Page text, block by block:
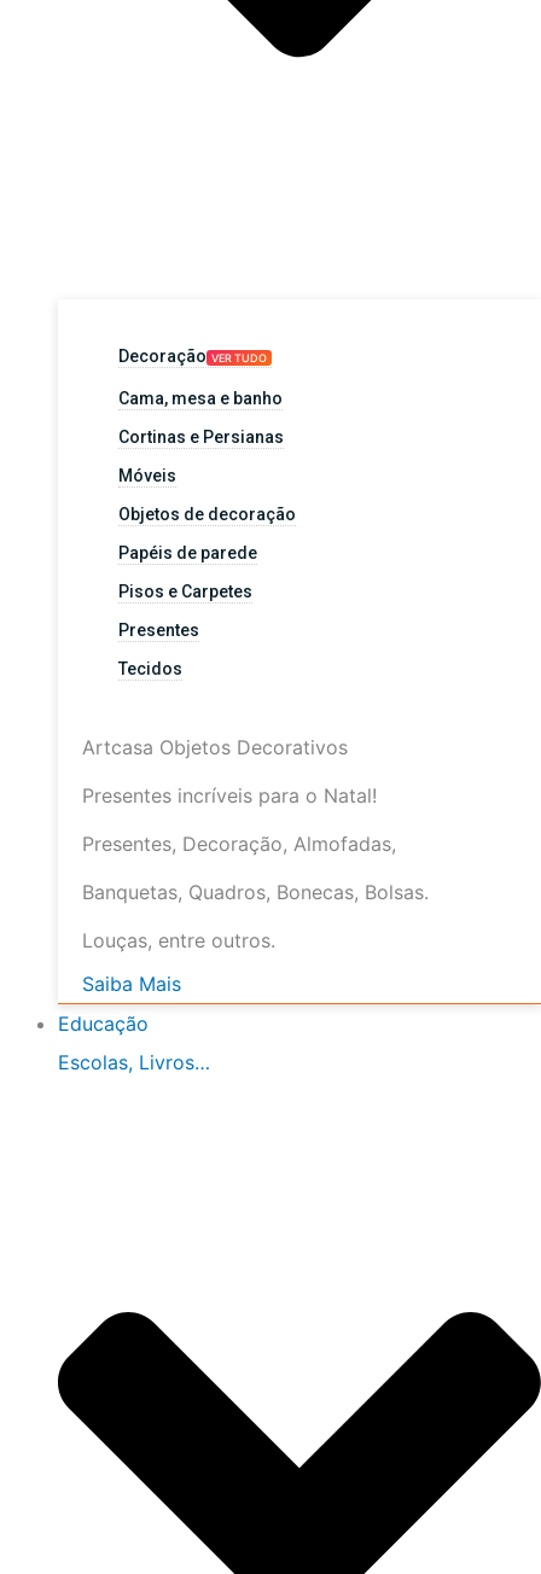
Decoração VER TUDO
Cama, mesa e banho
Cortinas e Persianas
Móveis
Objetos de decoração
Papéis de parede
Pisos e Carpetes
Presentes
Tecidos
Artcasa Objetos Decorativos
Presentes incríveis para o Natal!
Presentes, Decoração, Almofadas,
Banquetas, Quadros, Bonecas, Bolsas.
Louças, entre outros.
Saiba Mais
Educação
Escolas, Livros…